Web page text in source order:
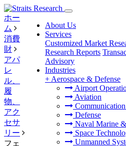
About Us
Services
Customized Market
Research Reports
Advisory
Industries
+ Aerospace & Defense
Airport
Aviation
Defense
Naval Marine
Space
Unmanned
ホー
ム
消費
財
アパ
レ
ル、
履
物、
アク
セサ
リー
フェ